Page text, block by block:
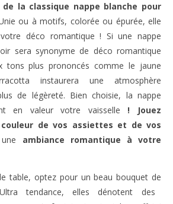
la classique nappe blanche pour
ou à motifs, colorée ou épurée, elle
déco romantique ! Si une nappe
sera synonyme de déco romantique
tons plus prononcés comme le jaune
instaurera une atmosphère
de légèreté. Bien choisie, la nappe
en valeur votre vaisselle ! Jouez
de vos assiettes et de vos
ambiance romantique à votre
table, optez pour un beau bouquet de
tendance, elles dénotent des